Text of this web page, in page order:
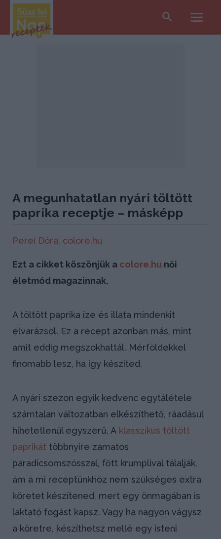
Search
A megunhatatlan nyári töltött
paprika receptje – másképp
Perei Dóra, colore.hu
Ezt a cikket köszönjük a colore.hunői
életmód magazinnak.
A töltött paprika íze és illata mindenkit
elvarázsol. Ez a recept azonban más, mint
amit eddig megszokhattál. Mérföldekkel
finomabb lesz, ha így készíted.
A nyári szezon egyik kedvenc egytálétele
számtalan változatban elkészíthető, ráadásul
hihetetlenül egyszerű. A klasszikus töltött
paprikát többnyire zamatos
paradicsomszósszal, főtt krumplival tálalják,
ám a mi receptünkhöz nem szükséges extra
köretet készítened, mert egy önmagában is
laktató fogást kapsz. Vagy ha nagyon vágysz
a köretre, készíthetsz mellé egy isteni